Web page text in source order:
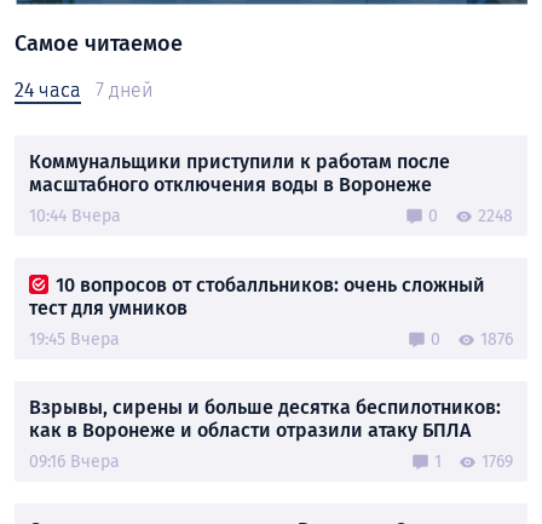
Самое читаемое
24 часа 7 дней
Коммунальщики приступили к работам после
масштабного отключения воды в Воронеже
10:44 Вчера 0 2248
10 вопросов от стобалльников: очень сложный
тест для умников
19:45 Вчера 0 1876
Взрывы, сирены и больше десятка беспилотников:
как в Воронеже и области отразили атаку БПЛА
09:16 Вчера 1 1769